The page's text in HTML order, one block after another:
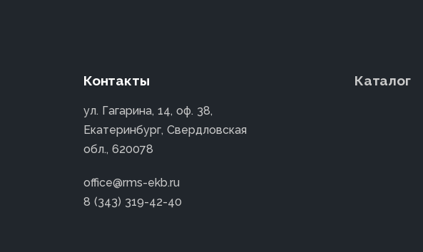
Контакты
ул. Гагарина, 14, оф. 38,
Екатеринбург, Свердловская
обл., 620078
office@rms-ekb.ru
8 (343) 319-42-40
Каталог